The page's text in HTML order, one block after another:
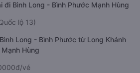
đi Bình Long - Bình Phước Mạnh Hùng
lộ 13)
Long - Bình Phước từ Long Khánh
Hùng
vé